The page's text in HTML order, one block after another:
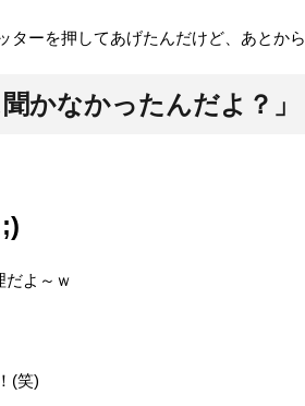
ターを押してあげたんだけど、あとから
かなかったんだよ？」
よ～ｗ
(笑)